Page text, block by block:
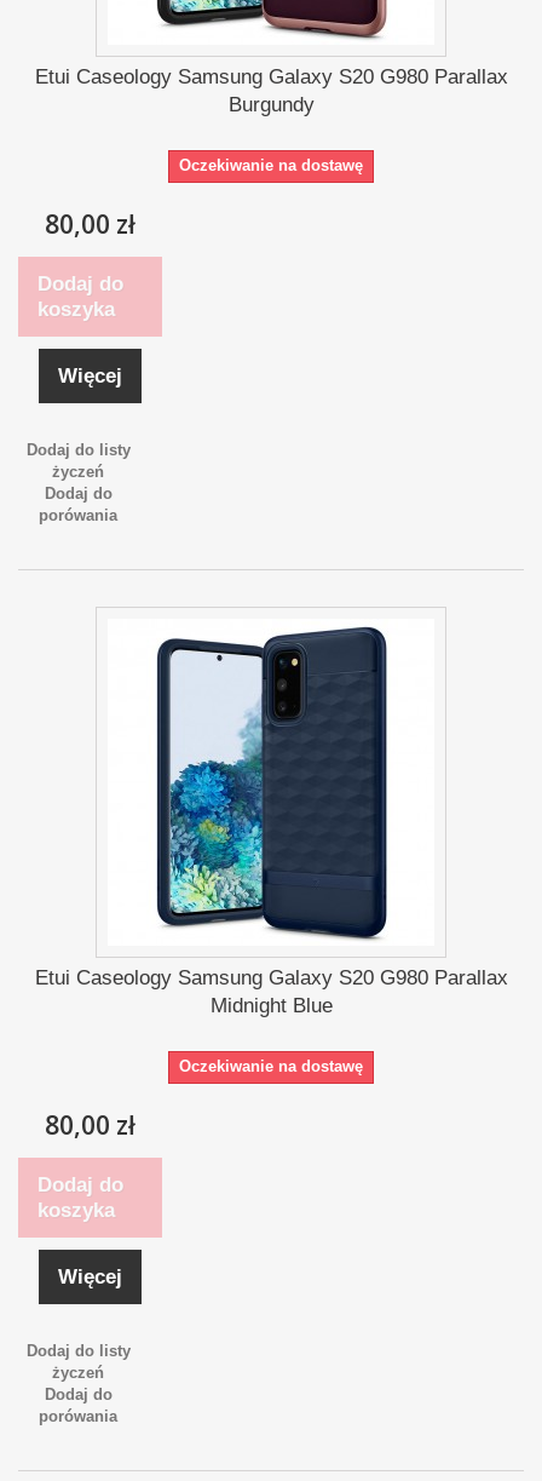
Etui Caseology Samsung Galaxy S20 G980 Parallax
Burgundy
Oczekiwanie na dostawę
80,00 zł
Dodaj do
koszyka
Więcej
Dodaj do listy
życzeń
Dodaj do
porówania
Etui Caseology Samsung Galaxy S20 G980 Parallax
Midnight Blue
Oczekiwanie na dostawę
80,00 zł
Dodaj do
koszyka
Więcej
Dodaj do listy
życzeń
Dodaj do
porówania